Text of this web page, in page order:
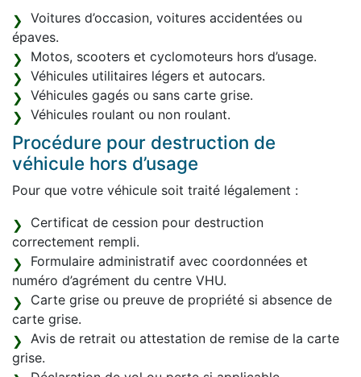
Voitures d’occasion, voitures accidentées ou
épaves.
Motos, scooters et cyclomoteurs hors d’usage.
Véhicules utilitaires légers et autocars.
Véhicules gagés ou sans carte grise.
Véhicules roulant ou non roulant.
Procédure pour destruction de
véhicule hors d’usage
Pour que votre véhicule soit traité légalement :
Certificat de cession pour destruction
correctement rempli.
Formulaire administratif avec coordonnées et
numéro d’agrément du centre VHU.
Carte grise ou preuve de propriété si absence de
carte grise.
Avis de retrait ou attestation de remise de la carte
grise.